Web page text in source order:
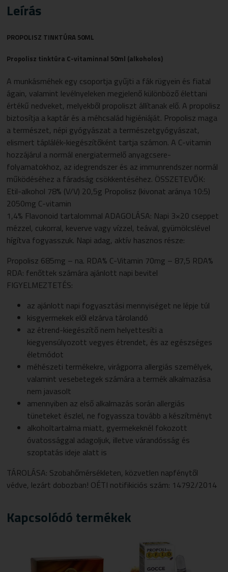
Leírás
PROPOLISZ TINKTÚRA 50ML
Propolisz tinktúra C-vitaminnal 50ml (alkoholos)
A munkásméhek egy csoportja gyűjti a fák rügyein és fiatal
ágain, valamint levélnyeleken megjelenő különböző élettani
értékű nedveket, melyekből propoliszt állítanak elő. A propolisz
biztosítja a kaptár és a méhcsalád higiéniáját. Propolisz maga
a természet, népi gyógyászat a természetgyógyászat,
elismert táplálék-kiegészítőként tartja számon. A C-vitamin
hozzájárul a normál energiatermelő anyagcsere-
folyamatokhoz, az idegrendszer és az immunrendszer normál
működéséhez a fáradság csökkentéséhez. ÖSSZETEVŐK:
Etil-alkohol 78% (V/V) 20,5g Propolisz (kivonat aránya 10:5)
2050mg C-vitamin
1,4% Flavonoid tartalommal ADAGOLÁSA: Napi 3×20 cseppet
mézzel, cukorral, keverve vagy vízzel, teával, gyümölcslével
hígítva fogyasszuk. Napi adag, aktív hasznos része:
Propolisz 685mg – na. RDA% C-Vitamin 70mg – 87,5 RDA%
RDA: fenőttek számára ajánlott napi bevitel
FIGYELMEZTETÉS:
az ajánlott napi fogyasztási mennyiséget ne lépje túl
kisgyermekek elől elzárva tárolandó
az étrend-kiegészítő nem helyettesíti a
kiegyensúlyozott vegyes étrendet, és az egészséges
életmódot
méhészeti termékekre, virágporra allergiás személyek,
valamint vesebetegek számára a termék alkalmazása
nem javasolt
amennyiben az első alkalmazás során allergiás
tüneteket észlel, ne fogyassza tovább a készítményt
alkoholtartalma miatt, gyermekeknél fokozott
óvatossággal adagoljuk, illetve várandósság és
szoptatás ideje alatt is
TÁROLÁSA: Szobahőmérsékleten, közvetlen napfénytől
védve, lezárt dobozban! OÉTI notifikiciós szám: 14792/2014
Kapcsolódó termékek